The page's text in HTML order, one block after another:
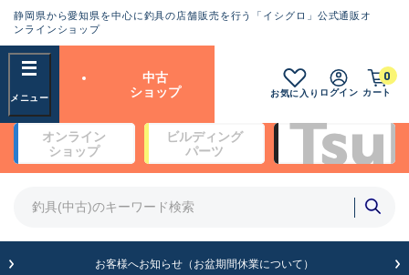
静岡県から愛知県を中心に釣具の店舗販売を行う「イシグロ」公式通販オ
ンラインショップ
中古
ショップ
お気に入り ログイン カート
0
オンライン
ショップ
ビルディング
パーツ
お客様へお知らせ（お盆期間休業について）
フリーワード
商品カテゴリ
竿・ルアーロッド(64366)
その他・雑品(1063)
ランクとは？
良
SA
新古品（メーカー問屋から仕
入れた未使用品）
※店頭展示時の置き傷が付いている
ものも含む
傷が極めて少ない極上品